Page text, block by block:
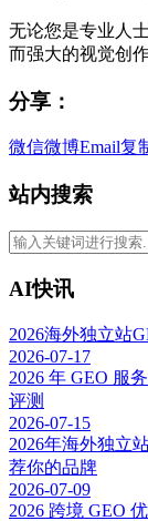
无论您是专业人
而强大的视觉创
分享：
微信微博Email复
站内搜索
AI快讯
2026海外独立站
2026-07-17
2026 年 GEO 服
评测
2026-07-15
2026年海外独立
荐你的品牌
2026-07-09
2026 跨境 GEO